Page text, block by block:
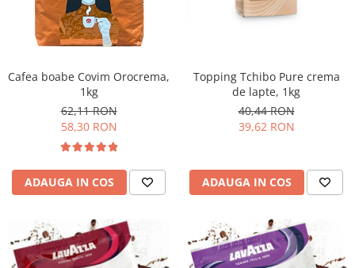
Stabilizatoare tensiune
Piese schimb espressoare
Curatare
Portafiltre
Tamper
Altele
Cafea boabe Covim Orocrema,
1kg
62,11 RON
58,30 RON
ADAUGA IN COS
Topping Tchibo Pure crema
de lapte, 1kg
40,44 RON
39,62 RON
ADAUGA IN COS